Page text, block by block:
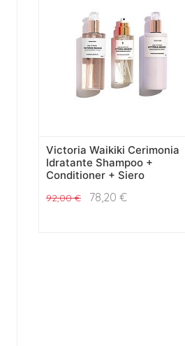
Victoria Waikiki Cerimonia
Idratante Shampoo +
Conditioner + Siero
92,00€ 78,20 €